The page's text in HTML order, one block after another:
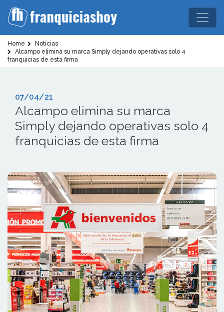
Home
Noticias
Alcampo elimina su marca Simply dejando operativas solo 4
franquicias de esta firma
07/04/21
Alcampo elimina su marca
Simply dejando operativas solo 4
franquicias de esta firma